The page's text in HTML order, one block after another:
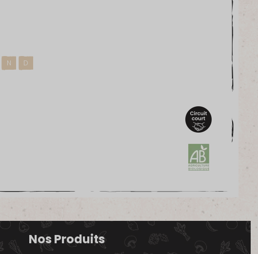
N D
Nos Produits